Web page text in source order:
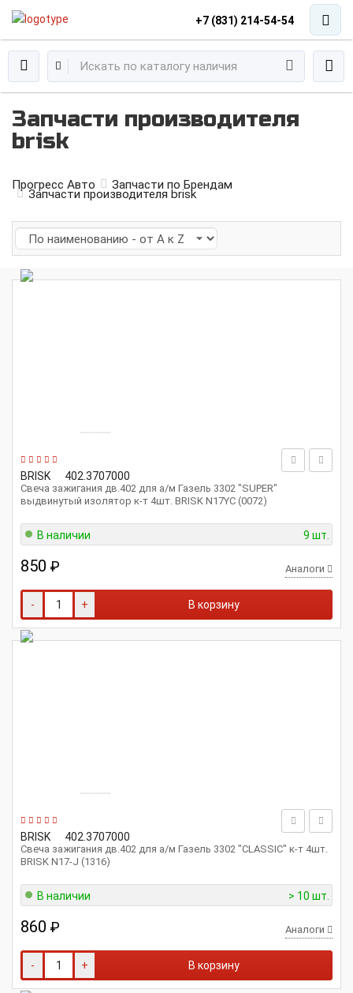
+7 (831) 214-54-54
Запчасти производителя
brisk
Прогресс Авто Запчасти по Брендам
Запчасти производителя brisk
BRISK 402.3707000
Свеча зажигания дв.402 для а/м Газель 3302 "SUPER"
выдвинутый изолятор к-т 4шт. BRISK N17YC (0072)
В наличии 9 шт.
850 ₽ Аналоги
- + В корзину
BRISK 402.3707000
Свеча зажигания дв.402 для а/м Газель 3302 "CLASSIC" к-т 4шт.
BRISK N17-J (1316)
В наличии > 10 шт.
860 ₽ Аналоги
- + В корзину